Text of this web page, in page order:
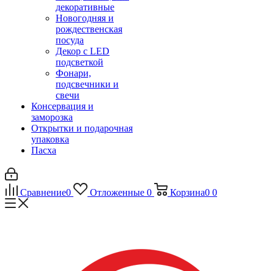
декоративные
Новогодняя и
рождественская
посуда
Декор с LED
подсветкой
Фонари,
подсвечники и
свечи
Консервация и
заморозка
Открытки и подарочная
упаковка
Пасха
Сравнение0 Отложенные 0 Корзина0 0